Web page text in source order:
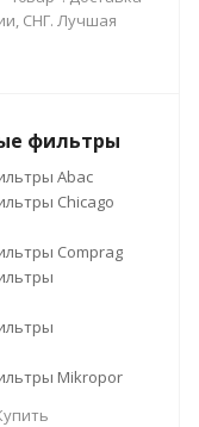
СНГ. Лучшая
фильтры
Abac
Chicago
Comprag
Mikropor